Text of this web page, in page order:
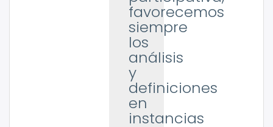
favorecemos
siempre
los
análisis
y
definiciones
en
instancias